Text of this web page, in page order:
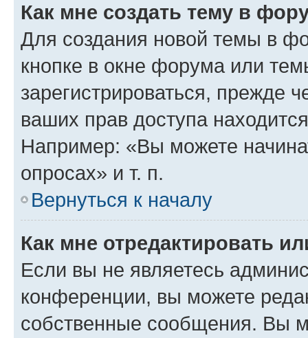
Как мне создать тему в
Для создания новой темы в
кнопке в окне форума или
зарегистрироваться, прежде
ваших прав доступа
Например: «Вы можете
опросах» и т. п.
Вернуться к началу
Как мне отредактировать
Если вы не являетесь
конференции, вы можете
собственные сообщения. Вы